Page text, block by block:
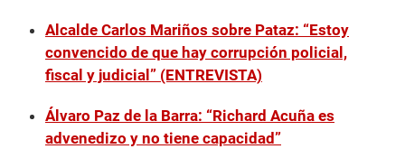
Alcalde Carlos Mariños sobre Pataz: “Estoy
convencido de que hay corrupción policial,
fiscal y judicial” (ENTREVISTA)
Álvaro Paz de la Barra: “Richard Acuña es
advenedizo y no tiene capacidad”